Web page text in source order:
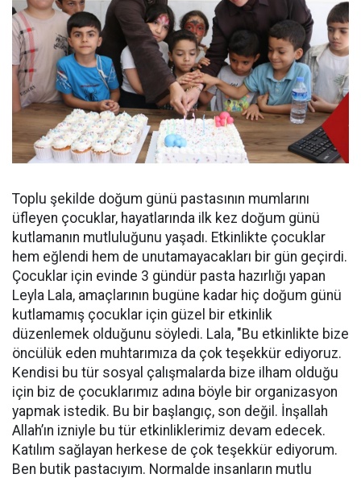
Toplu şekilde doğum günü pastasının mumlarını
üfleyen çocuklar, hayatlarında ilk kez doğum günü
kutlamanın mutluluğunu yaşadı. Etkinlikte çocuklar
hem eğlendi hem de unutamayacakları bir gün geçirdi.
Çocuklar için evinde 3 gündür pasta hazırlığı yapan
Leyla Lala, amaçlarının bugüne kadar hiç doğum günü
kutlamamış çocuklar için güzel bir etkinlik
düzenlemek olduğunu söyledi. Lala, "Bu etkinlikte bize
öncülük eden muhtarımıza da çok teşekkür ediyoruz.
Kendisi bu tür sosyal çalışmalarda bize ilham olduğu
için biz de çocuklarımız adına böyle bir organizasyon
yapmak istedik. Bu bir başlangıç, son değil. İnşallah
Allah’ın izniyle bu tür etkinliklerimiz devam edecek.
Katılım sağlayan herkese de çok teşekkür ediyorum.
Ben butik pastacıyım. Normalde insanların mutlu